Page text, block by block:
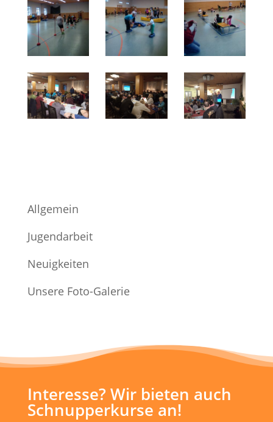
Allgemein
Jugendarbeit
Neuigkeiten
Unsere Foto-Galerie
Interesse? Wir bieten auch
Schnupperkurse an!